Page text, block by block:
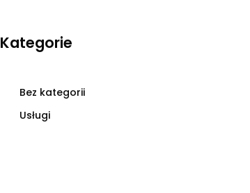
Kategorie
Bez kategorii
Usługi